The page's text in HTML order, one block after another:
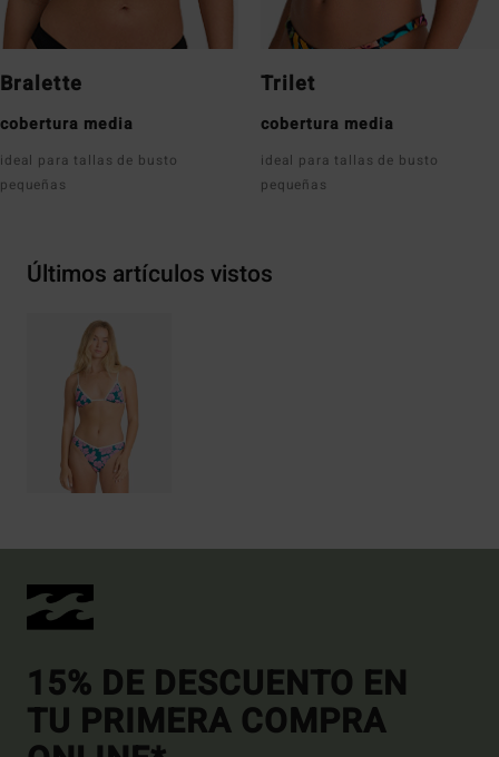
Bralette
cobertura media
ideal para tallas de busto
pequeñas
Trilet
cobertura media
ideal para tallas de busto
pequeñas
Últimos artículos vistos
15% DE DESCUENTO EN
TU PRIMERA COMPRA